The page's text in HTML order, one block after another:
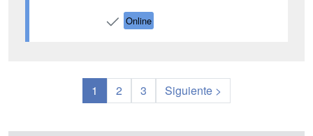
Online
1 2 3 Siguiente >